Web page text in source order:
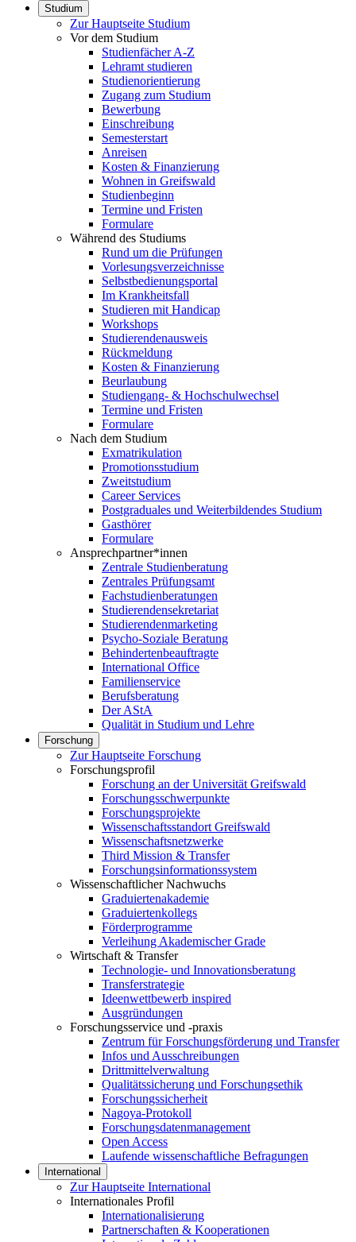
Studium
Zur Hauptseite Studium
Vor dem Studium
Studienfächer A-Z
Lehramt studieren
Studienorientierung
Zugang zum Studium
Bewerbung
Einschreibung
Semesterstart
Anreisen
Kosten & Finanzierung
Wohnen in Greifswald
Studienbeginn
Termine und Fristen
Formulare
Während des Studiums
Rund um die Prüfungen
Vorlesungsverzeichnisse
Selbstbedienungsportal
Im Krankheitsfall
Studieren mit Handicap
Workshops
Studierendenausweis
Rückmeldung
Kosten & Finanzierung
Beurlaubung
Studiengang- & Hochschulwechsel
Termine und Fristen
Formulare
Nach dem Studium
Exmatrikulation
Promotionsstudium
Zweitstudium
Career Services
Postgraduales und Weiterbildendes Studium
Gasthörer
Formulare
Ansprechpartner*innen
Zentrale Studienberatung
Zentrales Prüfungsamt
Fachstudienberatungen
Studierendensekretariat
Studierendenmarketing
Psycho-Soziale Beratung
Behindertenbeauftragte
International Office
Familienservice
Berufsberatung
Der AStA
Qualität in Studium und Lehre
Forschung
Zur Hauptseite Forschung
Forschungsprofil
Forschung an der Universität Greifswald
Forschungsschwerpunkte
Forschungsprojekte
Wissenschaftsstandort Greifswald
Wissenschaftsnetzwerke
Third Mission & Transfer
Forschungsinformationssystem
Wissenschaftlicher Nachwuchs
Graduiertenakademie
Graduiertenkollegs
Förderprogramme
Verleihung Akademischer Grade
Wirtschaft & Transfer
Technologie- und Innovationsberatung
Transferstrategie
Ideenwettbewerb inspired
Ausgründungen
Forschungsservice und -praxis
Zentrum für Forschungsförderung und Transfer
Infos und Ausschreibungen
Drittmittelverwaltung
Qualitätssicherung und Forschungsethik
Forschungssicherheit
Nagoya-Protokoll
Forschungsdatenmanagement
Open Access
Laufende wissenschaftliche Befragungen
International
Zur Hauptseite International
Internationales Profil
Internationalisierung
Partnerschaften & Kooperationen